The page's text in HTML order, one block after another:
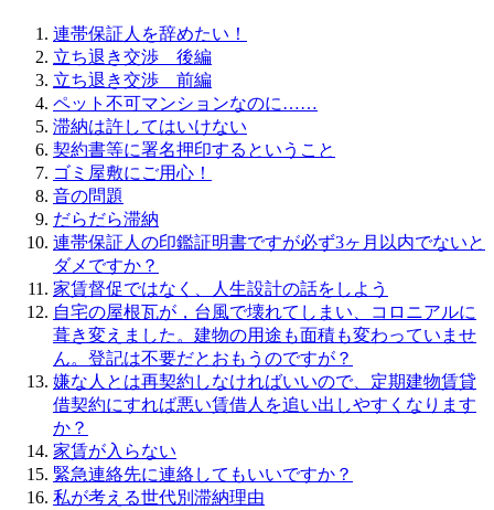
連帯保証人を辞めたい！
立ち退き交渉 後編
立ち退き交渉 前編
ペット不可マンションなのに……
滞納は許してはいけない
契約書等に署名押印するということ
ゴミ屋敷にご用心！
音の問題
だらだら滞納
連帯保証人の印鑑証明書ですが必ず3ヶ月以内でないと
ダメですか？
家賃督促ではなく、人生設計の話をしよう
自宅の屋根瓦が，台風で壊れてしまい、コロニアルに
葺き変えました。建物の用途も面積も変わっていませ
ん。登記は不要だとおもうのですが？
嫌な人とは再契約しなければいいので、定期建物賃貸
借契約にすれば悪い賃借人を追い出しやすくなります
か？
家賃が入らない
緊急連絡先に連絡してもいいですか？
私が考える世代別滞納理由